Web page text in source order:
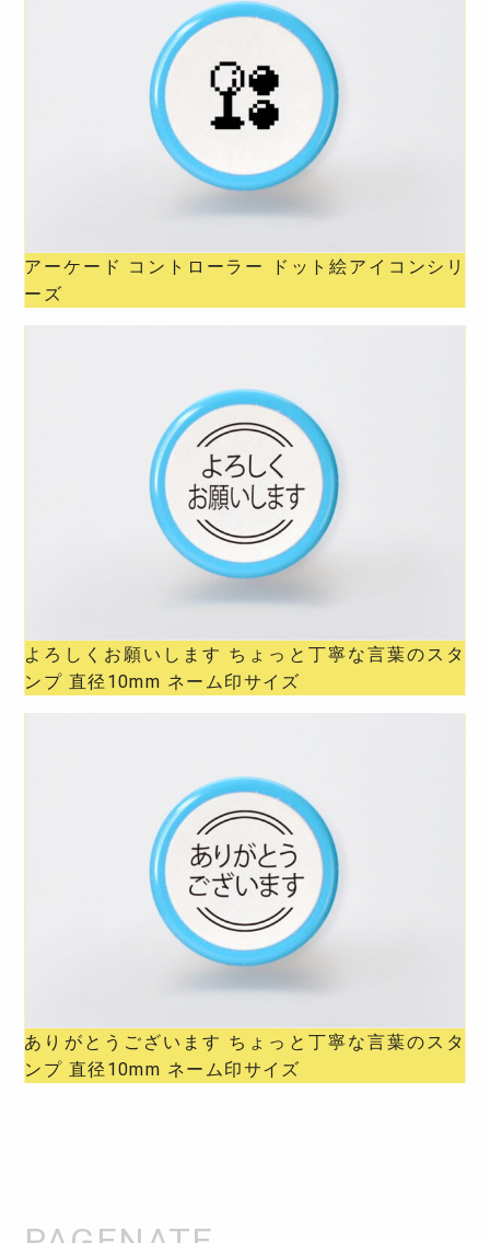
アーケード コントローラー ドット絵アイコンシリ
ーズ
よろしくお願いします ちょっと丁寧な言葉のスタ
ンプ 直径10mm ネーム印サイズ
ありがとうございます ちょっと丁寧な言葉のスタ
ンプ 直径10mm ネーム印サイズ